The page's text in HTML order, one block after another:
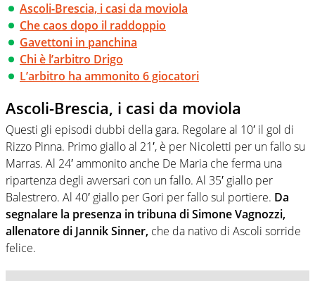
Ascoli-Brescia, i casi da moviola
Che caos dopo il raddoppio
Gavettoni in panchina
Chi è l’arbitro Drigo
L’arbitro ha ammonito 6 giocatori
Ascoli-Brescia, i casi da moviola
Questi gli episodi dubbi della gara. Regolare al 10′ il gol di
Rizzo Pinna. Primo giallo al 21′, è per Nicoletti per un fallo su
Marras. Al 24′ ammonito anche De Maria che ferma una
ripartenza degli avversari con un fallo. Al 35′ giallo per
Balestrero. Al 40′ giallo per Gori per fallo sul portiere. Da
segnalare la presenza in tribuna di Simone Vagnozzi,
allenatore di Jannik Sinner, che da nativo di Ascoli sorride
felice.